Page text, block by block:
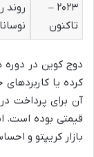
۲۰۲۳ –
تاکنون
روند
دوج کوین در دوره
کرده یا
آن برای پرداخت
قیمتی بوده است.
بازار کریپتو و